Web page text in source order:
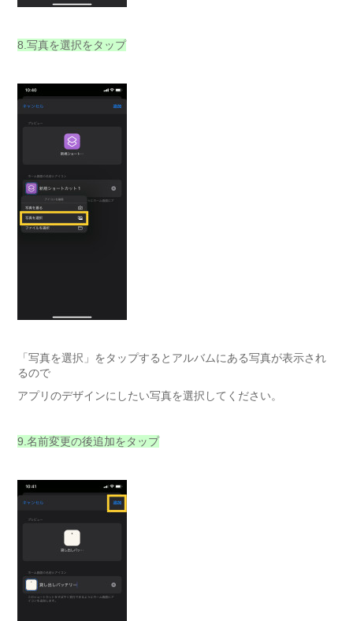
8.写真を選択をタップ
「写真を選択」をタップするとアルバムにある写真が表示され
るので
アプリのデザインにしたい写真を選択してください。
9.名前変更の後追加をタップ